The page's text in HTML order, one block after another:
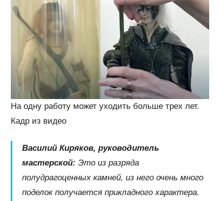
На одну работу может уходить больше трех лет.
Кадр из видео
Василий Киряков, руководитель
мастерской:Это из разряда
полудрагоценных камней, из него очень много
поделок получается прикладного характера.